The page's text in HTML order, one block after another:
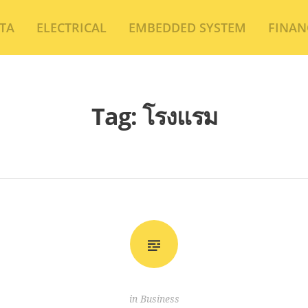
ELECTRICAL EMBEDDED SYSTEM
Tag:โรงแรม
in Business